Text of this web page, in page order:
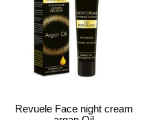
Revuele Face night cream